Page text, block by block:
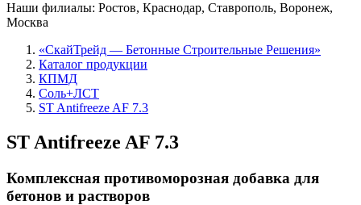
Наши филиалы: Ростов, Краснодар, Ставрополь, Воронеж,
Москва
«СкайТрейд — Бетонные Строительные Решения»
Каталог продукции
КПМД
Соль+ЛСТ
ST Antifreeze AF 7.3
ST Antifreeze AF 7.3
Комплексная противоморозная добавка для
бетонов и растворов